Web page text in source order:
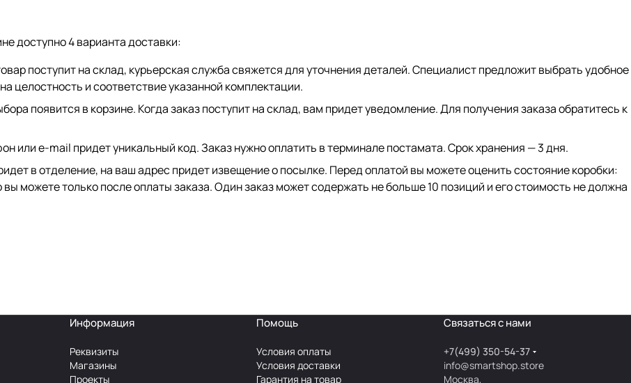
доступно 4 варианта доставки:
поступит на склад, курьерская служба свяжется для уточнения деталей. Специалист предложит выбрать удобное
целостность и соответствие указанной комплектации.
появится в корзине. Когда заказ поступит на склад, вам придет уведомление. Для получения заказа обратитесь к
или e-mail придет уникальный код. Заказ нужно оплатить в терминале постамата. Срок хранения — 3 дня.
в отделение, на ваш адрес придет извещение о посылке. Перед оплатой вы можете оценить состояние коробки:
можете только после оплаты заказа. Один заказ может содержать не больше 10 позиций и его стоимость не должна
Информация
Реквизиты
Магазины
Проекты
Помощь
Условия оплаты
Условия доставки
Гарантия на товар
Связаться с нами
+7(499) 350-54-37
info@smartshop.store
Москва,